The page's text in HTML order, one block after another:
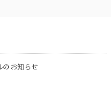
のお知らせ